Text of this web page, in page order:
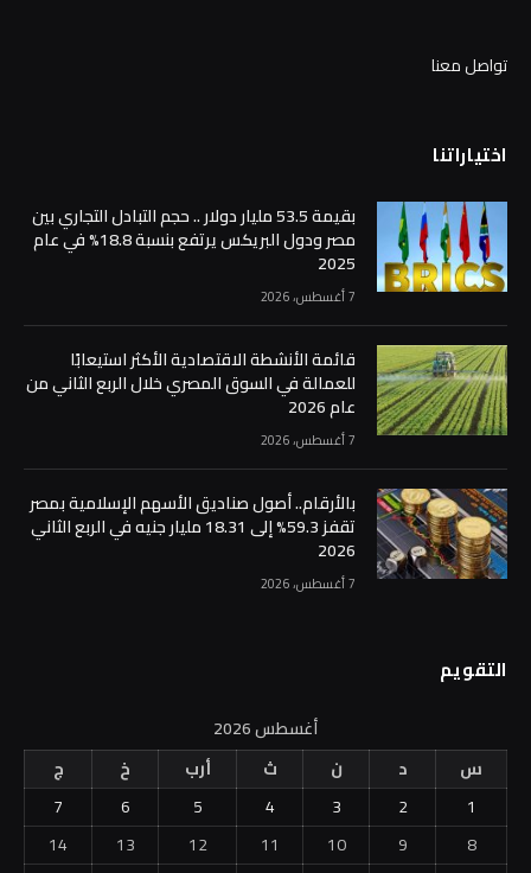
تواصل معنا
اختياراتنا
بقيمة 53.5 مليار دولار .. حجم التبادل التجاري بين
مصر ودول البريكس يرتفع بنسبة 18.8% في عام
2025
7 أغسطس، 2026
قائمة الأنشطة الاقتصادية الأكثر استيعابًا
للعمالة في السوق المصري خلال الربع الثاني من
عام 2026
7 أغسطس، 2026
بالأرقام.. أصول صناديق الأسهم الإسلامية بمصر
تقفز 59.3% إلى 18.31 مليار جنيه في الربع الثاني
2026
7 أغسطس، 2026
التقويم
أغسطس 2026
س
د ن ث أرب خ
ج
1
2
3
4
5
6
7
8
9
10
11
12
13
14